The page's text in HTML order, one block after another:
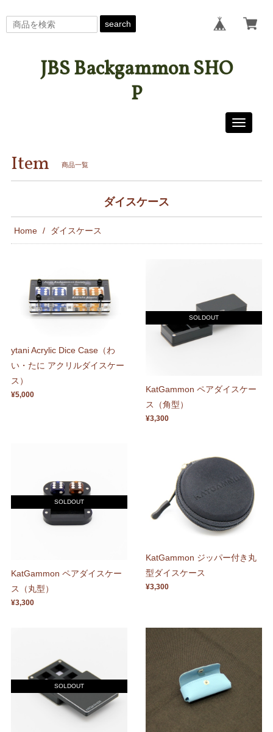
search
JBS Backgammon SHO
P
Toggle
Item 商品一覧
ダイスケース
Home ダイスケース
ytani Acrylic Dice Case（わ
い・たに アクリルダイスケー
ス）
¥5,000
SOLDOUT
KatGammon ペアダイスケー
ス（角型）
¥3,300
SOLDOUT
KatGammon ペアダイスケー
ス（丸型）
¥3,300
KatGammon ジッパー付き丸
型ダイスケース
¥3,300
SOLDOUT